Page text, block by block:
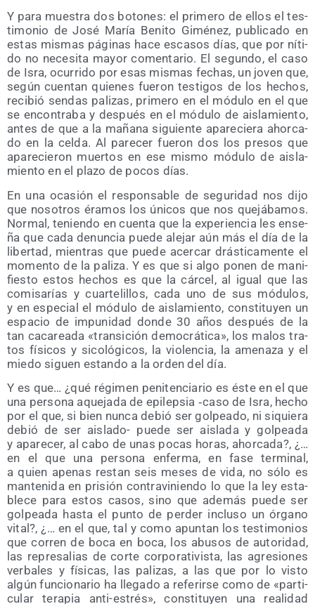
Y para mues­tra dos boto­nes: el pri­me­ro de ellos el tes­
ti­mo­nio de José María Beni­to Gimé­nez, publi­ca­do en
estas mis­mas pági­nas hace esca­sos días, que por níti­
do no nece­si­ta mayor comen­ta­rio. El segun­do, el caso
de Isra, ocu­rri­do por esas mis­mas fechas, un joven que,
según cuen­tan quie­nes fue­ron tes­ti­gos de los hechos,
reci­bió sen­das pali­zas, pri­me­ro en el módu­lo en el que
se encon­tra­ba y des­pués en el módu­lo de ais­la­mien­to,
antes de que a la maña­na siguien­te apa­re­cie­ra ahor­ca­
do en la cel­da. Al pare­cer fue­ron dos los pre­sos que
apa­re­cie­ron muer­tos en ese mis­mo módu­lo de ais­la­
mien­to en el pla­zo de pocos días.
En una oca­sión el res­pon­sa­ble de segu­ri­dad nos dijo
que noso­tros éra­mos los úni­cos que nos que­já­ba­mos.
Nor­mal, tenien­do en cuen­ta que la expe­rien­cia les ense­
ña que cada denun­cia pue­de ale­jar aún más el día de la
liber­tad, mien­tras que pue­de acer­car drás­ti­ca­men­te el
momen­to de la pali­za. Y es que si algo ponen de mani­
fies­to estos hechos es que la cár­cel, al igual que las
comi­sa­rías y cuar­te­li­llos, cada uno de sus módu­los,
y en espe­cial el módu­lo de ais­la­mien­to, cons­ti­tu­yen un
espa­cio de impu­ni­dad don­de 30 años des­pués de la
tan cacarea­da «tran­si­ción demo­crá­ti­ca», los malos tra­
tos físi­cos y sico­ló­gi­cos, la vio­len­cia, la ame­na­za y el
mie­do siguen estan­do a la orden del día.
Y es que… ¿qué régi­men peni­ten­cia­rio es éste en el que
una per­so­na aque­ja­da de epi­lep­sia ‑caso de Isra, hecho
por el que, si bien nun­ca debió ser gol­pea­do, ni siquie­ra
debió de ser ais­la­do- pue­de ser ais­la­da y gol­pea­da
y apa­re­cer, al cabo de unas pocas horas, ahor­ca­da?, ¿…
en el que una per­so­na enfer­ma, en fase ter­mi­nal,
a quien ape­nas res­tan seis meses de vida, no sólo es
man­te­ni­da en pri­sión con­tra­vi­nien­do lo que la ley esta­
ble­ce para estos casos, sino que ade­más pue­de ser
gol­pea­da has­ta el pun­to de per­der inclu­so un órgano
vital?, ¿… en el que, tal y como apun­tan los tes­ti­mo­nios
que corren de boca en boca, los abu­sos de auto­ri­dad,
las repre­sa­lias de cor­te cor­po­ra­ti­vis­ta, las agre­sio­nes
ver­ba­les y físi­cas, las pali­zas, a las que por lo vis­to
algún fun­cio­na­rio ha lle­ga­do a refe­rir­se como de «par­ti­
cu­lar tera­pia anti-estrés», cons­ti­tu­yen una reali­dad